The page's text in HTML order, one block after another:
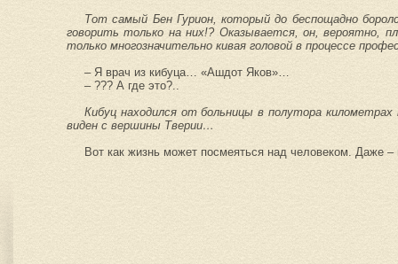
Тот самый Бен Гурион, который до беспощадно
говорить только на них!? Оказывается, он, вероятно,
только многозначительно кивая головой в процессе
– Я врач из кибуца… «Ашдот Яков»…
– ??? А где это?..
Кибуц находился от больницы в полутора
виден с вершины Тверии…
Вот как жизнь может посмеяться над человеком. Даже